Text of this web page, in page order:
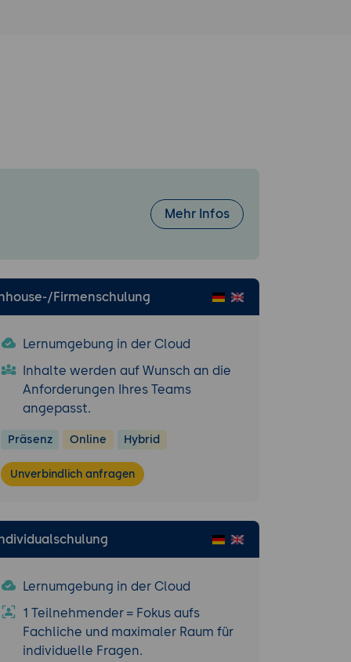
Mercurial, ...)
Mehr Infos
Firmenschulung
Lernumgebung in der Cloud
Inhalte werden auf Wunsch an die
Anforderungen Ihres Teams
angepasst.
Präsenz Online Hybrid
Unverbindlich anfragen
Lernumgebung in der Cloud
1 Teilnehmender = Fokus aufs
Fachliche und maximaler Raum für
individuelle Fragen.